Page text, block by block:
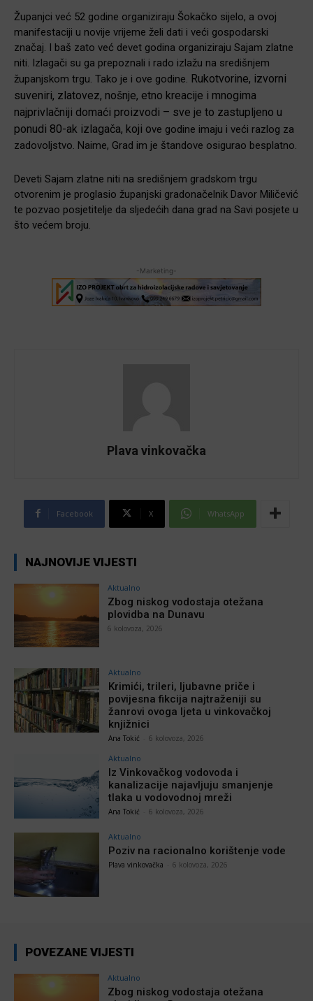
Županjci već 52 godine organiziraju Šokačko sijelo, a ovoj
manifestaciji u novije vrijeme želi dati i veći gospodarski
značaj. I baš zato već devet godina organiziraju Sajam zlatne
niti. Izlagači su ga prepoznali i rado izlažu na središnjem
županjskom trgu. Tako je i ove godine. Rukotvorine, izvorni
suveniri, zlatovez, nošnje, etno kreacije i mnogima
najprivlačniji domaći proizvodi – sve je to zastupljeno u
ponudi 80-ak izlagača, koji ove godine imaju i veći razlog za
zadovoljstvo. Naime, Grad im je štandove osigurao besplatno.
Deveti Sajam zlatne niti na središnjem gradskom trgu
otvorenim je proglasio županjski gradonačelnik Davor Miličević
te pozvao posjetitelje da sljedećih dana grad na Savi posjete u
što većem broju.
-Marketing-
Plava vinkovačka
Facebook X WhatsApp
NAJNOVIJE VIJESTI
Aktualno
Zbog niskog vodostaja otežana
plovidba na Dunavu
6 kolovoza, 2026
Aktualno
Krimići, trileri, ljubavne priče i
povijesna fikcija najtraženiji su
žanrovi ovoga ljeta u vinkovačkoj
knjižnici
Ana Tokić 6 kolovoza, 2026
Aktualno
Iz Vinkovačkog vodovoda i
kanalizacije najavljuju smanjenje
tlaka u vodovodnoj mreži
Ana Tokić 6 kolovoza, 2026
Aktualno
Poziv na racionalno korištenje vode
Plava vinkovačka 6 kolovoza, 2026
POVEZANE VIJESTI
Aktualno
Zbog niskog vodostaja otežana